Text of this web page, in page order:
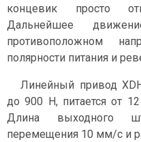
концевик просто
Дальнейшее
противоположном
полярности питания и
Линейный привод
до 900 Н, питается от
Длина выходного
перемещения 10 мм/с и